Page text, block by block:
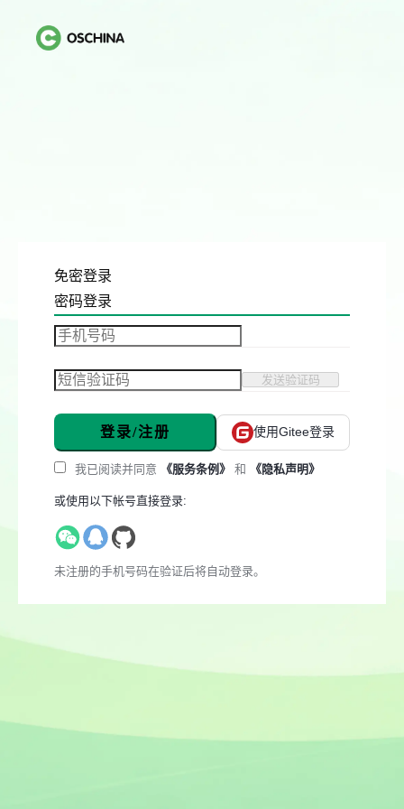
免密登录
密码登录
发送验证码
登录/注册 使用Gitee登录
我已阅读并同意 《服务条例》 和 《隐私声明》
或使用以下帐号直接登录:
未注册的手机号码在验证后将自动登录。